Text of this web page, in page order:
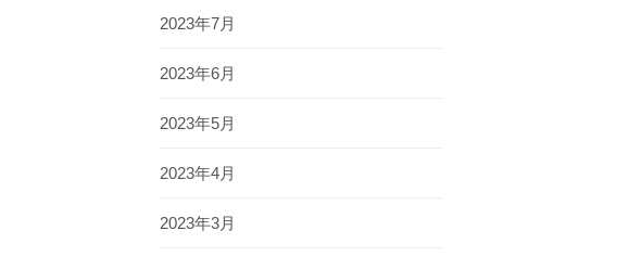
2023年7月
2023年6月
2023年5月
2023年4月
2023年3月